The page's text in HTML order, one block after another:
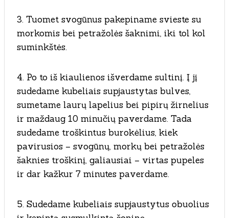
3. Tuomet svogūnus pakepiname svieste su
morkomis bei petražolės šaknimi, iki tol kol
suminkštės.
4. Po to iš kiaulienos išverdame sultinį. Į jį
sudedame kubeliais supjaustytas bulves,
sumetame laurų lapelius bei pipirų žirnelius
ir maždaug 10 minučių paverdame. Tada
sudedame troškintus burokėlius, kiek
pavirusios – svogūnų, morkų bei petražolės
šaknies troškinį, galiausiai – virtas pupeles
ir dar kažkur 7 minutes paverdame.
5. Sudedame kubeliais supjaustytus obuolius